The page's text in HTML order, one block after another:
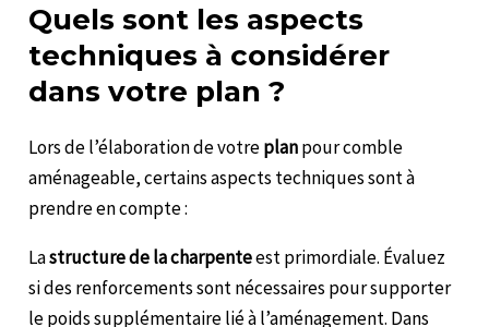
Quels sont les aspects
techniques à considérer
dans votre plan ?
Lors de l’élaboration de votreplanpour comble
aménageable, certains aspects techniques sont à
prendre en compte :
Lastructure de la charpenteest primordiale. Évaluez
si des renforcements sont nécessaires pour supporter
le poids supplémentaire lié à l’aménagement. Dans